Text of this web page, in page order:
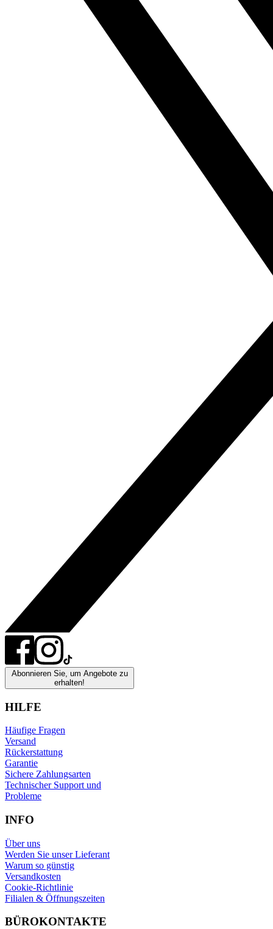
Abonnieren Sie, um Angebote zu
erhalten!
HILFE
Häufige Fragen
Versand
Rückerstattung
Garantie
Sichere Zahlungsarten
Technischer Support und
Probleme
INFO
Über uns
Werden Sie unser Lieferant
Warum so günstig
Versandkosten
Cookie-Richtlinie
Filialen & Öffnungszeiten
BÜROKONTAKTE